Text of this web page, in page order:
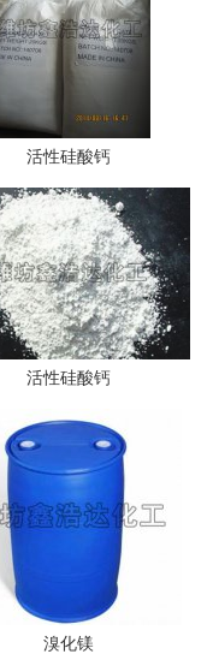
活性硅酸钙
活性硅酸钙
溴化镁